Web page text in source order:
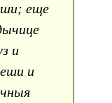
еще
и
и